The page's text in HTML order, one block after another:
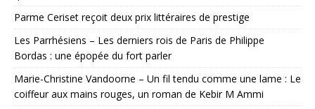
Parme Ceriset reçoit deux prix littéraires de prestige
Les Parrhésiens – Les derniers rois de Paris de Philippe
Bordas : une épopée du fort parler
Marie-Christine Vandoorne – Un fil tendu comme une lame : Le
coiffeur aux mains rouges, un roman de Kebir M Ammi